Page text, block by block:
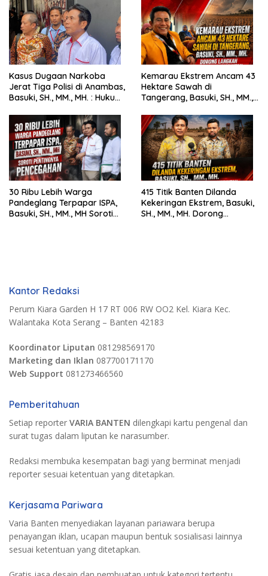
Kasus Dugaan Narkoba
Jerat Tiga Polisi di Anambas,
Basuki, SH., MM., MH. : Hukum
Kemarau Ekstrem Ancam 43
Hektare Sawah di
Tangerang, Basuki, SH., MM.,
Pemerintah
30 Ribu Lebih Warga
Pandeglang Terpapar ISPA,
Basuki, SH., MM., MH Soroti
415 Titik Banten Dilanda
Kekeringan Ekstrem, Basuki,
SH., MM., MH. Dorong
Kantor Redaksi
Perum Kiara Garden H 17 RT 006 RW OO2 Kel. Kiara Kec.
Walantaka Kota Serang – Banten 42183
Koordinator Liputan 081298569170
Marketing dan Iklan 087700171170
Web Support 081273466560
Pemberitahuan
Setiap reporter VARIA BANTEN dilengkapi kartu pengenal dan
surat tugas dalam liputan ke narasumber.
Redaksi membuka kesempatan bagi yang berminat menjadi
reporter sesuai ketentuan yang ditetapkan.
Kerjasama Pariwara
Varia Banten menyediakan layanan pariawara berupa
penayangan iklan, ucapan maupun bentuk sosialisasi lainnya
sesuai ketentuan yang ditetapkan.